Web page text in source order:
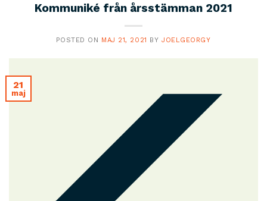
Kommuniké från årsstämman 2021
POSTED ON MAJ 21, 2021 BY JOELGEORGY
21
maj